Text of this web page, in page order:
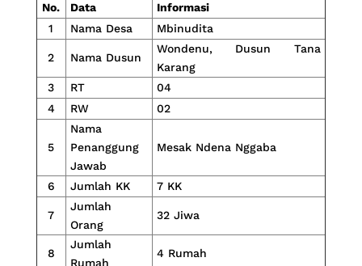
No. Data
Informasi
1
Nama Desa Mbinudita
2 Nama Dusun
Wondenu, Dusun Tana
Karang
3
RT
04
4
RW 02
5
Nama
Penanggung
Jawab
Mesak Ndena Nggaba
6 Jumlah KK 7 KK
7
Jumlah
Orang
32 Jiwa
8
Jumlah
Rumah
4 Rumah